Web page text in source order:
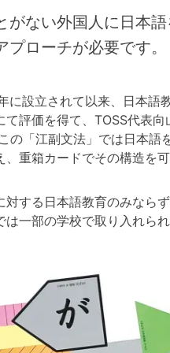
がない外国人に日本
ローチが必要です。
に設立されて以来、日本語
て評価を得て、TOSS代表
の「江副文法」では日本語
、重箱カードでその構造を
対する日本語教育のみなら
は一部の学校で取り入れら